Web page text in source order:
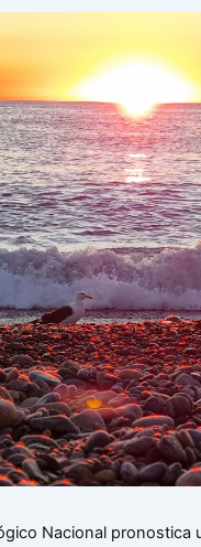
Nacional pronostica